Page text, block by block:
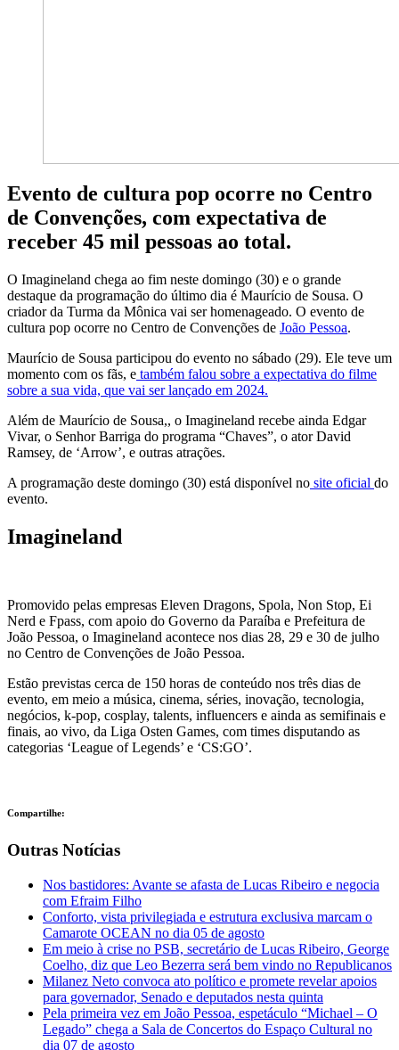
Evento de cultura pop ocorre no Centro
de Convenções, com expectativa de
receber 45 mil pessoas ao total.
O Imagineland chega ao fim neste domingo (30) e o grande
destaque da programação do último dia é Maurício de Sousa. O
criador da Turma da Mônica vai ser homenageado. O evento de
cultura pop ocorre no Centro de Convenções de João Pessoa.
Maurício de Sousa participou do evento no sábado (29). Ele teve um
momento com os fãs, e também falou sobre a expectativa do filme
sobre a sua vida, que vai ser lançado em 2024.
Além de Maurício de Sousa,, o Imagineland recebe ainda Edgar
Vivar, o Senhor Barriga do programa “Chaves”, o ator David
Ramsey, de ‘Arrow’, e outras atrações.
A programação deste domingo (30) está disponível no site oficial do
evento.
Imagineland
Promovido pelas empresas Eleven Dragons, Spola, Non Stop, Ei
Nerd e Fpass, com apoio do Governo da Paraíba e Prefeitura de
João Pessoa, o Imagineland acontece nos dias 28, 29 e 30 de julho
no Centro de Convenções de João Pessoa.
Estão previstas cerca de 150 horas de conteúdo nos três dias de
evento, em meio a música, cinema, séries, inovação, tecnologia,
negócios, k-pop, cosplay, talents, influencers e ainda as semifinais e
finais, ao vivo, da Liga Osten Games, com times disputando as
categorias ‘League of Legends’ e ‘CS:GO’.
Compartilhe:
Outras Notícias
Nos bastidores: Avante se afasta de Lucas Ribeiro e negocia
com Efraim Filho
Conforto, vista privilegiada e estrutura exclusiva marcam o
Camarote OCEAN no dia 05 de agosto
Em meio à crise no PSB, secretário de Lucas Ribeiro, George
Coelho, diz que Leo Bezerra será bem vindo no Republicanos
Milanez Neto convoca ato político e promete revelar apoios
para governador, Senado e deputados nesta quinta
Pela primeira vez em João Pessoa, espetáculo “Michael – O
Legado” chega a Sala de Concertos do Espaço Cultural no
dia 07 de agosto